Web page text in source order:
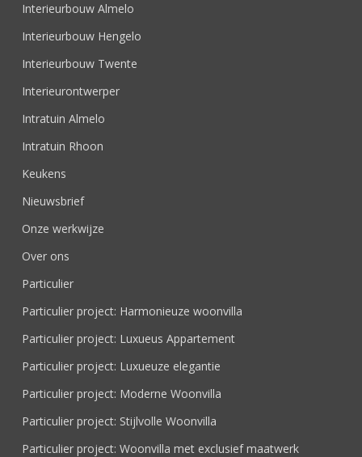
Interieurbouw Almelo
Interieurbouw Hengelo
Interieurbouw Twente
Interieurontwerper
Intratuin Almelo
Intratuin Rhoon
Keukens
Nieuwsbrief
Onze werkwijze
Over ons
Particulier
Particulier project: Harmonieuze woonvilla
Particulier project: Luxueus Appartement
Particulier project: Luxueuze elegantie
Particulier project: Moderne Woonvilla
Particulier project: Stijlvolle Woonvilla
Particulier project: Woonvilla met exclusief maatwerk